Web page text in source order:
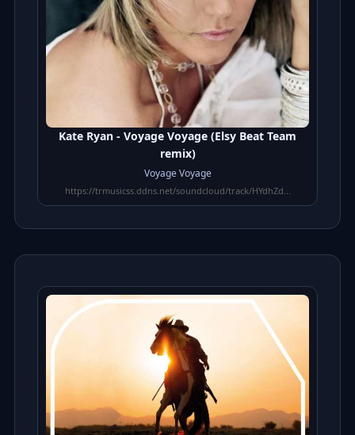
Kate Ryan - Voyage Voyage (Elsy Beat Team
remix)
Voyage Voyage
https://trmusicss.ddns.net/soundcloud/track/HYdhZd...